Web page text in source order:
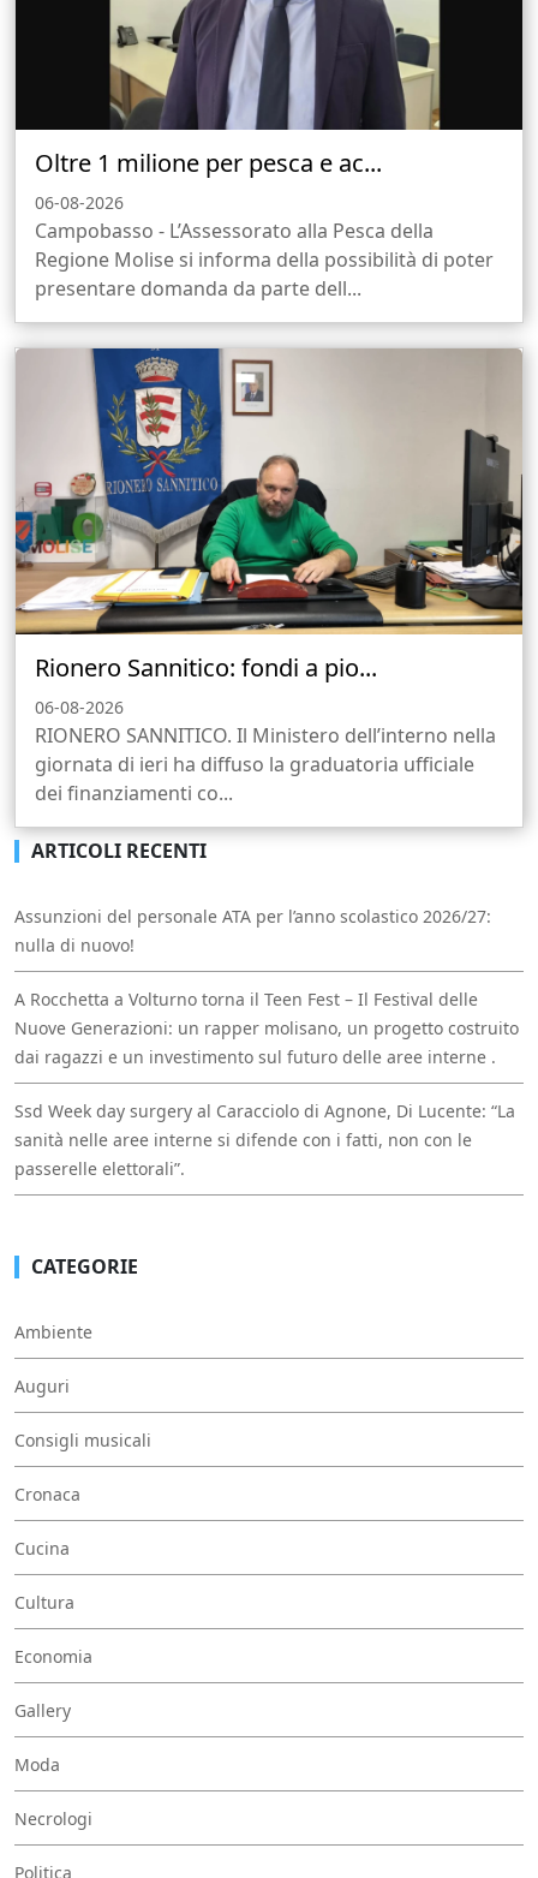
Oltre 1 milione per pesca e ac...
06-08-2026
Campobasso - L’Assessorato alla Pesca della
Regione Molise si informa della possibilità di poter
presentare domanda da parte dell...
Rionero Sannitico: fondi a pio...
06-08-2026
RIONERO SANNITICO. Il Ministero dell’interno nella
giornata di ieri ha diffuso la graduatoria ufficiale
dei finanziamenti co...
ARTICOLI RECENTI
Assunzioni del personale ATA per l’anno scolastico 2026/27:
nulla di nuovo!
A Rocchetta a Volturno torna il Teen Fest – Il Festival delle
Nuove Generazioni: un rapper molisano, un progetto costruito
dai ragazzi e un investimento sul futuro delle aree interne .
Ssd Week day surgery al Caracciolo di Agnone, Di Lucente: “La
sanità nelle aree interne si difende con i fatti, non con le
passerelle elettorali”.
CATEGORIE
Ambiente
Auguri
Consigli musicali
Cronaca
Cucina
Cultura
Economia
Gallery
Moda
Necrologi
Politica